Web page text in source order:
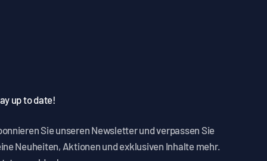
up to date!
Sie unseren Newsletter und verpassen Sie
Neuheiten, Aktionen und exklusiven Inhalte mehr.